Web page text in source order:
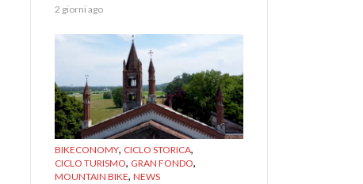
2 giorni ago
BIKECONOMY, CICLO STORICA,
CICLO TURISMO, GRAN FONDO,
MOUNTAIN BIKE, NEWS